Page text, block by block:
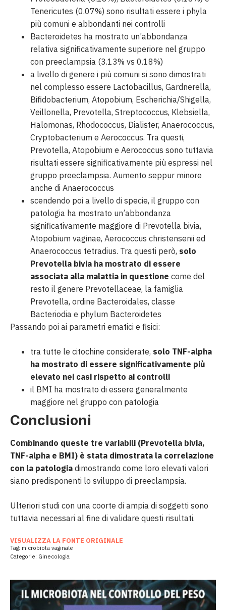
Tenericutes (0.07%) sono risultati essere i phyla
più comuni e abbondanti nei controlli
Bacteroidetes ha mostrato un’abbondanza
relativa significativamente superiore nel gruppo
con preeclampsia (3.13% vs 0.18%)
a livello di genere i più comuni si sono dimostrati
nel complesso essere Lactobacillus, Gardnerella,
Bifidobacterium, Atopobium, Escherichia/Shigella,
Veillonella, Prevotella, Streptococcus, Klebsiella,
Halomonas, Rhodococcus, Dialister, Anaerococcus,
Cryptobacterium e Aerococcus. Tra questi,
Prevotella, Atopobium e Aerococcus sono tuttavia
risultati essere significativamente più espressi nel
gruppo preeclampsia. Aumento seppur minore
anche di Anaerococcus
scendendo poi a livello di specie, il gruppo con
patologia ha mostrato un’abbondanza
significativamente maggiore di Prevotella bivia,
Atopobium vaginae, Aerococcus christensenii ed
Anaerococcus tetradius. Tra questi però, solo
Prevotella bivia ha mostrato di essere
associata alla malattia in questione come del
resto il genere Prevotellaceae, la famiglia
Prevotella, ordine Bacteroidales, classe
Bacteriodia e phylum Bacteroidetes
Passando poi ai parametri ematici e fisici:
tra tutte le citochine considerate, solo TNF-alpha
ha mostrato di essere significativamente più
elevato nei casi rispetto ai controlli
il BMI ha mostrato di essere generalmente
maggiore nel gruppo con patologia
Conclusioni
Combinando queste tre variabili (Prevotella bivia,
TNF-alpha e BMI) è stata dimostrata la correlazione
con la patologia dimostrando come loro elevati valori
siano predisponenti lo sviluppo di preeclampsia.
Ulteriori studi con una coorte di ampia di soggetti sono
tuttavia necessari al fine di validare questi risultati.
VISUALIZZA LA FONTE ORIGINALE
Tag: microbiota vaginale
Categorie: Ginecologia